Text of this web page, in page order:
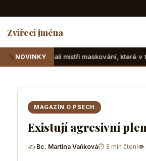
Zvířecí jména
NOVINKY
maskování, které v teráriu sotva najdete
MAGAZÍN O PSECH
Existují agresivní
✍ Bc. Martina Vaňková⏱ 3 min čtení👁